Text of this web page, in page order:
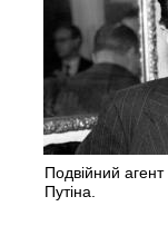
Подвійний
Путіна.